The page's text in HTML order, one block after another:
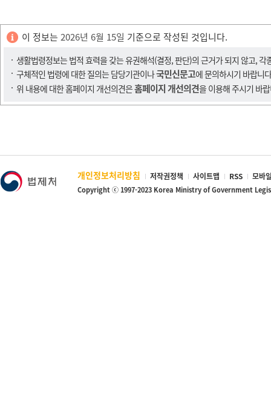
이 정보는 2026년 6월 15일 기준으로 작성된 것입니다.
생활법령정보는 법적 효력을 갖는 유권해석(결정, 판단)의 근거가 되지 않고,
구체적인 법령에 대한 질의는 담당기관이나국민신문고에 문의하시기 바랍니
위 내용에 대한 홈페이지 개선의견은홈페이지 개선의견을 이용해 주시기 바
개인정보처리방침 저작권정책 사이트맵 RSS 모바
Copyright ⓒ 1997-2023 Korea Ministry of Government